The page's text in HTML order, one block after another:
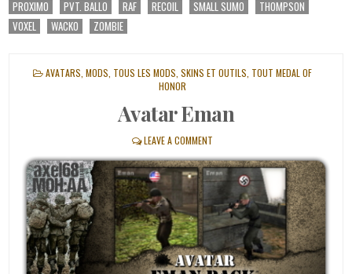
PROXIMO
PVT. BALLO RAF RECOIL SMALL SUMO
THOMPSON
VOXEL
WACKO ZOMBIE
POSTED
AVATARS MODS TOUS LES MODS, SKINS ET OUTILS TOUT MEDAL OF
HONOR
Avatar Eman
LEAVE A COMMENT